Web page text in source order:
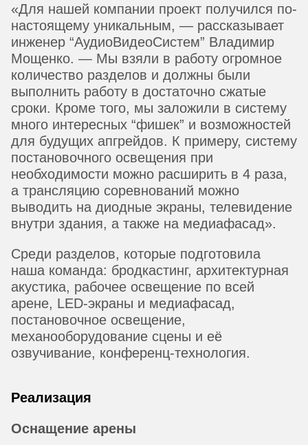
«Для нашей компании проект получился по-
настоящему уникальным, — рассказывает
инженер “АудиоВидеоСистем” Владимир
Мощенко. — Мы взяли в работу огромное
количество разделов и должны были
выполнить работу в достаточно сжатые
сроки. Кроме того, мы заложили в систему
много интересных “фишек” и возможностей
для будущих апгрейдов. К примеру, систему
постановочного освещения при
необходимости можно расширить в 4 раза,
а трансляцию соревнований можно
выводить на диодные экраны, телевидение
внутри здания, а также на медиафасад».
Среди разделов, которые подготовила
наша команда: бродкастинг, архитектурная
акустика, рабочее освещение по всей
арене, LED-экраны и медиафасад,
постановочное освещение,
механооборудование сцены и её
озвучивание, конференц-технология.
Реализация
Оснащение арены